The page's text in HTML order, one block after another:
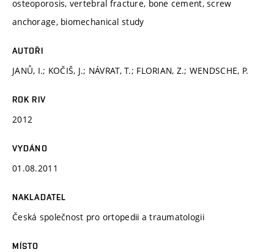
osteoporosis, vertebral fracture, bone cement, screw
anchorage, biomechanical study
AUTOŘI
JANŮ, I.; KOČIŠ, J.; NÁVRAT, T.; FLORIAN, Z.; WENDSCHE, P.
ROK RIV
2012
VYDÁNO
01.08.2011
NAKLADATEL
Česká společnost pro ortopedii a traumatologii
MÍSTO